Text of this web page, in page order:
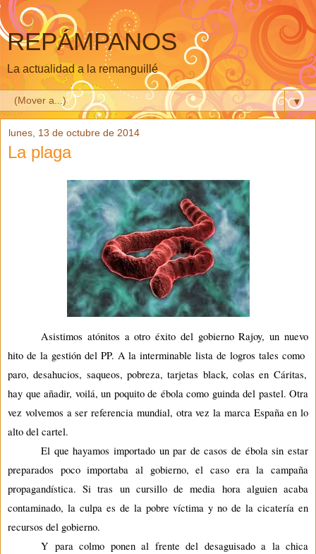
REPÁMPANOS
La actualidad a la remanguillé
▼
lunes, 13 de octubre de 2014
La plaga
Asistimos atónitos a otro éxito del gobierno Rajoy, un nuevo
hito de la gestión del PP. A la interminable lista de logros tales como
paro, desahucios, saqueos, pobreza, tarjetas black, colas en Cáritas,
hay que añadir, voilá, un poquito de ébolacomo guinda del pastel. Otra
vez volvemos a ser referencia mundial, otra vez la marca España en lo
alto del cartel.
El que hayamos importado un par de casos de ébolasin estar
preparados poco importaba al gobierno, el caso era la campaña
propagandística. Si tras un cursillo de media hora alguien acaba
contaminado, la culpa es de la pobre víctima y no de la cicatería en
recursos del gobierno.
Y para colmo ponen al frente del desaguisado a la chica